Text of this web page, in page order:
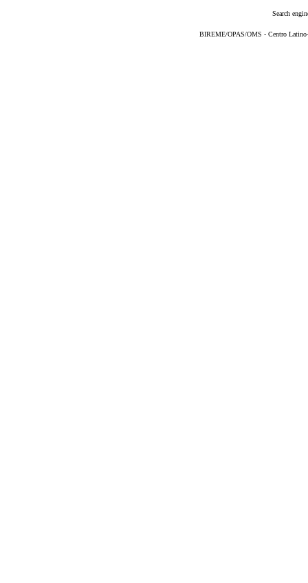
Search
BIREME/OPAS/OMS - Centro Latino-